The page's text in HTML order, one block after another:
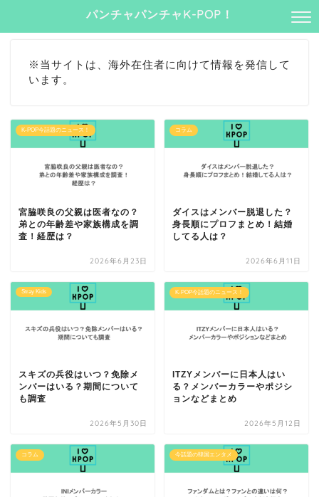
パンチャパンチャK-POP！
※当サイトは、海外在住者に向けて情報を発信して
います。
K-POP今話題のニュース！
宮脇咲良の父親は医者なの？
弟との年齢差や家族構成を調
査！経歴は？
2026年6月23日
コラム
ダイスはメンバー脱退した？
身長順にプロフまとめ！結婚
してる人は？
2026年6月11日
Stray Kids
スキズの兵役はいつ？免除メ
ンバーはいる？期間について
も調査
2026年5月30日
K-POP今話題のニュース！
ITZYメンバーに日本人はい
る？メンバーカラーやポジシ
ョンなどまとめ
2026年5月12日
コラム 今話題の韓国エンタメ